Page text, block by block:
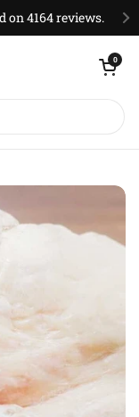
on 4164 reviews.
Άνοιγμα0